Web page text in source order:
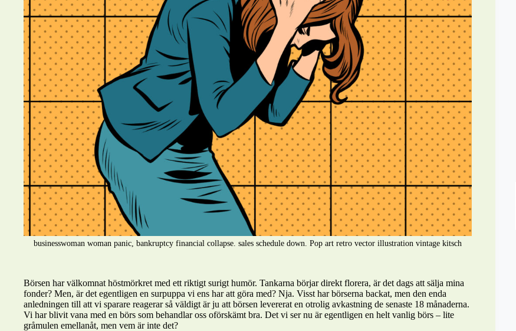
businesswoman woman panic, bankruptcy financial collapse. sales schedule down. Pop art retro vector illustration vintage kitsch
Börsen har välkomnat höstmörkret med ett riktigt surigt humör. Tankarna börjar direkt florera, är det dags att sälja mina
fonder? Men, är det egentligen en surpuppa vi ens har att göra med? Nja. Visst har börserna backat, men den enda
anledningen till att vi sparare reagerar så väldigt är ju att börsen levererat en otrolig avkastning de senaste 18 månaderna.
Vi har blivit vana med en börs som behandlar oss oförskämt bra. Det vi ser nu är egentligen en helt vanlig börs – lite
gråmulen emellanåt, men vem är inte det?